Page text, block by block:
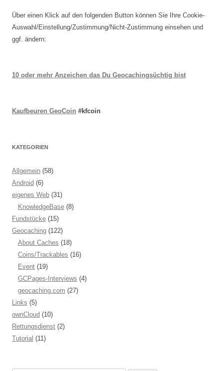
Über einen Klick auf den folgenden Button können Sie Ihre Cookie-
Auswahl/Einstellung/Zustimmung/Nicht-Zustimmung einsehen und
ggf. ändern:
10 oder mehr Anzeichen das Du Geocachingsüchtig bist
Kaufbeuren GeoCoin #kfcoin
KATEGORIEN
Allgemein (58)
Android (6)
eigenes Web (31)
KnowledgeBase (8)
Fundstücke (15)
Geocaching (122)
About Caches (18)
Coins/Trackables (16)
Event (19)
GCPages-Interviews (4)
geocaching.com (27)
Links (5)
ownCloud (10)
Rettungsdienst (2)
Tutorial (11)